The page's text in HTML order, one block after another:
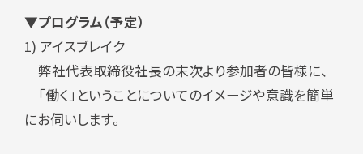
▼プログラム（予定）
1) アイスブレイク
弊社代表取締役社長の末次より参加者の皆様に、
「働く」ということについてのイメージや意識を簡単
にお伺いします。